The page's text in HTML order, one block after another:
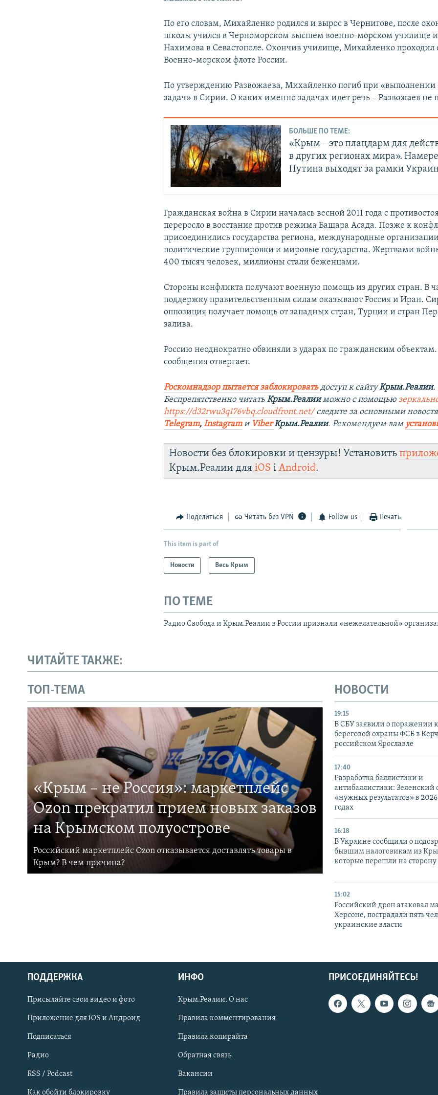
Українською
Qırımtatar
ПРИСОЕДИНЯЙТЕСЬ!
По его словам, Михайленко родился и вырос в Чернигове, после
школы учился в Черноморском высшем военно-морском училище
Нахимова в Севастополе. Окончив училище, Михайленко проходил
Военно-морском флоте России.
По утверждению Развожаева, Михайленко погиб при «выполнении
задач» в Сирии. О каких именно задачах идет речь – Развожаев не
БОЛЬШЕ ПО ТЕМЕ:
«Крым – это плацдарм для
в других регионах мира».
Путина выходят за рамки
Гражданская война в Сирии началась весной 2011 года с
переросло в восстание против режима Башара Асада. Позже к
присоединились государства региона, международные
политические группировки и мировые государства. Жертвами
400 тысяч человек, миллионы стали беженцами.
Стороны конфликта получают военную помощь из других стран. В
поддержку правительственным силам оказывают Россия и Иран.
оппозиция получает помощь от западных стран, Турции и стран
залива.
Россию неоднократно обвиняли в ударах по гражданским
сообщения отвергает.
Роскомнадзор пытается заблокировать доступ к сайтуКрым.Реалии.
Беспрепятственно читатьКрым.Реалииможно с помощью
https://d32rwu3q176vbq.cloudfront.net/ следите за основными
Telegram,Instagramи Viber Крым.Реалии. Рекомендуем вам
Новости без блокировки и цензуры! Установить
Крым.Реалии дляiOS іAndroid.
Поделиться Читать без VPN Follow us Печать
This item is part of
Новости Весь Крым
ПО ТЕМЕ
Радио Свобода и Крым.Реалии в России признали «нежелательной»
ЧИТАЙТЕ ТАКЖЕ:
ТОП-ТЕМА
«Крым – не Россия»: маркетплейс
Ozon прекратил прием новых заказов
на Крымском полуострове
Российский маркетплейс Ozon отказывается доставлять товары в
Крым? В чем причина?
НОВОСТИ
19:15
В СБУ заявили о поражении
береговой охраны ФСБ в
российском Ярославле
17:40
Разработка баллистики и
антибаллистики: Зеленский
«нужных результатов» в
годах
16:18
В Украине сообщили о
бывшим налоговикам из
которые перешли на
15:02
Российский дрон атаковал
Херсоне, пострадали пять
украинские власти
ПРИСОЕДИНЯЙТЕСЬ!
ПОДДЕРЖКА
Присылайте свои видео и фото
Приложение для iOS и Андроид
Подписаться
Радио
RSS / Podcast
Как обойти блокировку
ИНФО
Крым.Реалии. О нас
Правила комментирования
Правила копирайта
Обратная связь
Вакансии
Правила защиты персональных данных